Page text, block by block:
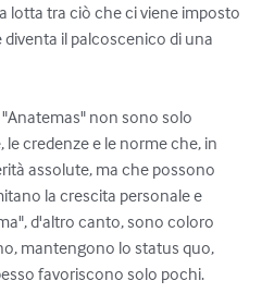
lotta tra ciò che ci viene imposto
il palcoscenico di una
non sono solo
credenze e le norme che, in
assolute, ma che possono
la crescita personale e
d'altro canto, sono coloro
mantengono lo status quo,
favoriscono solo pochi.